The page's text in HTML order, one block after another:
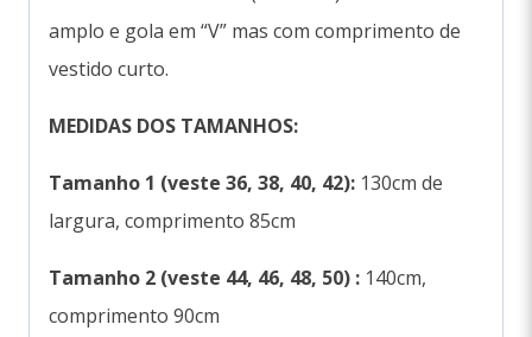
amplo e gola em “V” mas com comprimento de
vestido curto.
MEDIDAS DOS TAMANHOS:
Tamanho 1 (veste 36, 38, 40, 42): 130cm de
largura, comprimento 85cm
Tamanho 2 (veste 44, 46, 48, 50) : 140cm,
comprimento 90cm